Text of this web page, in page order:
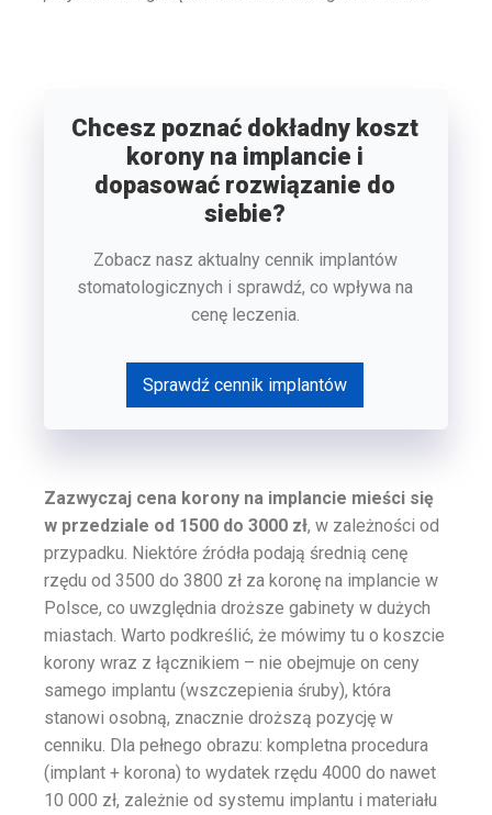
Chcesz poznać dokładny koszt
korony na implancie i
dopasować rozwiązanie do
siebie?
Zobacz nasz aktualny cennik implantów
stomatologicznych i sprawdź, co wpływa na
cenę leczenia.
Sprawdź cennik implantów
Zazwyczaj cena korony na implancie mieści się
w przedziale od 1500 do 3000 zł, w zależności od
przypadku. Niektóre źródła podają średnią cenę
rzędu od 3500 do 3800 zł za koronę na implancie w
Polsce, co uwzględnia droższe gabinety w dużych
miastach. Warto podkreślić, że mówimy tu o koszcie
korony wraz z łącznikiem – nie obejmuje on ceny
samego implantu (wszczepienia śruby), która
stanowi osobną, znacznie droższą pozycję w
cenniku. Dla pełnego obrazu: kompletna procedura
(implant + korona) to wydatek rzędu 4000 do nawet
10 000 zł, zależnie od systemu implantu i materiału